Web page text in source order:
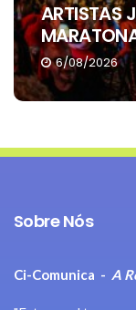
NA
Sobre Nós
Ci-Comunica - A